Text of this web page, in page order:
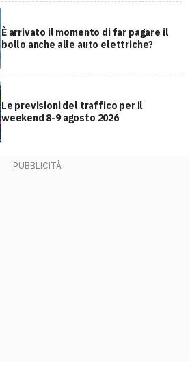
È arrivato il momento di far pagare il
bollo anche alle auto elettriche?
Le previsioni del traffico per il
weekend 8-9 agosto 2026